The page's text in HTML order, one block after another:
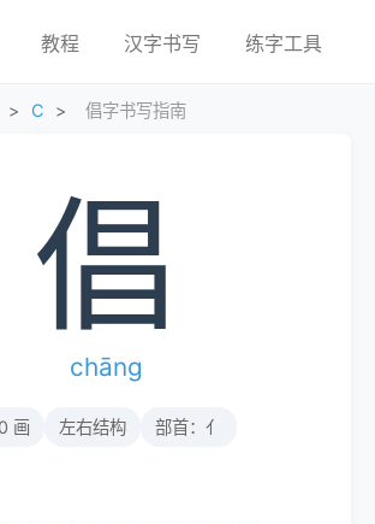
教程 汉字书写 练字工具
> C > 倡字书写指南
倡
chāng
画 左右结构 部首：亻